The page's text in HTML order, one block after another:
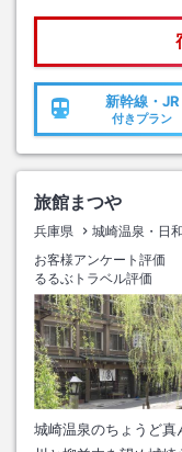
新幹線・JR
付きプラン
旅館まつや
兵庫県 城崎温泉・日
お客様アンケート評価
るるぶトラベル評価
城崎温泉のちょうど真